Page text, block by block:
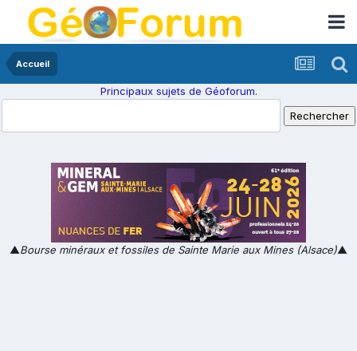
Accueil
Principaux sujets de Géoforum.
▲Bourse minéraux et fossiles de Sainte Marie aux Mines (Alsace)▲